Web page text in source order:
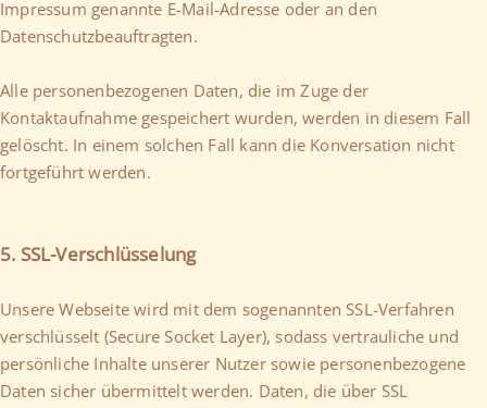
Impressum genannte E-Mail-Adresse oder an den
Datenschutzbeauftragten.
Alle personenbezogenen Daten, die im Zuge der
Kontaktaufnahme gespeichert wurden, werden in diesem Fall
gelöscht. In einem solchen Fall kann die Konversation nicht
fortgeführt werden.
5. SSL-Verschlüsselung
Unsere Webseite wird mit dem sogenannten SSL-Verfahren
verschlüsselt (Secure Socket Layer), sodass vertrauliche und
persönliche Inhalte unserer Nutzer sowie personenbezogene
Daten sicher übermittelt werden. Daten, die über SSL